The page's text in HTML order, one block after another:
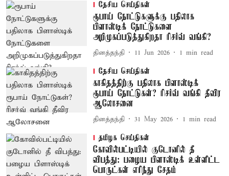
தேசிய செய்திகள்
ரூபாய் நோட்டுகளுக்கு பதிலாக
பிளாஸ்டிக் நோட்டுகளை
அறிமுகப்படுத்துகிறதா ரிசர்வ் வங்கி?
தினத்தந்தி 11 Jun 2026 1 min read
தேசிய செய்திகள்
காகிதத்திற்கு பதிலாக பிளாஸ்டிக்
ரூபாய் நோட்டுகள்? ரிசர்வ் வங்கி தீவிர
ஆலோசனை
தினத்தந்தி 31 May 2026 1 min read
தமிழக செய்திகள்
கோவில்பட்டியில் குடோனில் தீ
விபத்து: பழைய பிளாஸ்டிக் உள்ளிட்ட
பொருட்கள் எரிந்து சேதம்